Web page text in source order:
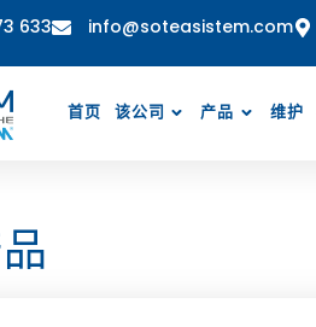
633 info@soteasistem.com
首页 该公司 产品 维护